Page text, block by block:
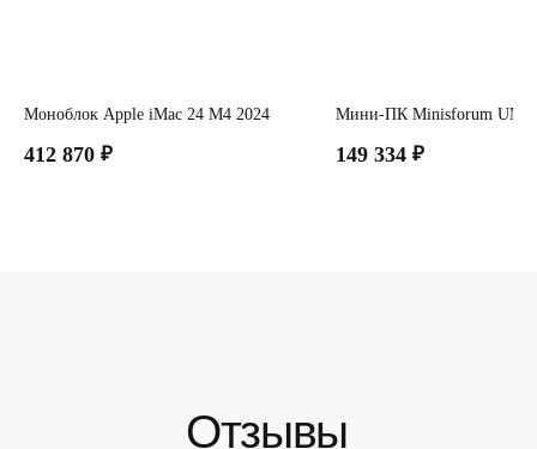
Моноблок Apple iMac 24 М4 2024
412 870 ₽
Мини-ПК Minisforum
149 334 ₽